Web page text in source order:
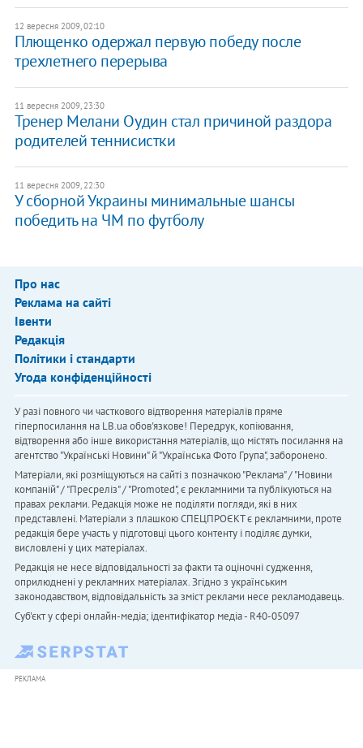
12 вересня 2009, 02:10
Плющенко одержал первую победу после
трехлетнего перерыва
11 вересня 2009, 23:30
Тренер Мелани Оудин стал причиной раздора
родителей теннисистки
11 вересня 2009, 22:30
У сборной Украины минимальные шансы
победить на ЧМ по футболу
Про нас
Реклама на сайті
Івенти
Редакція
Політики і стандарти
Угода конфіденційності
У разі повного чи часткового відтворення матеріалів пряме
гіперпосилання на LB.ua обов'язкове! Передрук, копіювання,
відтворення або інше використання матеріалів, що містять посилання на
агентство "Українськi Новини" й "Українська Фото Група", заборонено.
Матеріали, які розміщуються на сайті з позначкою "Реклама" / "Новини
компаній" / "Пресреліз" / "Promoted", є рекламними та публікуються на
правах реклами. Редакція може не поділяти погляди, які в них
представлені. Матеріали з плашкою СПЕЦПРОЄКТ є рекламними, проте
редакція бере участь у підготовці цього контенту і поділяє думки,
висловлені у цих матеріалах.
Редакція не несе відповідальності за факти та оціночні судження,
оприлюднені у рекламних матеріалах. Згідно з українським
законодавством, відповідальність за зміст реклами несе рекламодавець.
Cуб'єкт у сфері онлайн-медіа; ідентифікатор медіа - R40-05097
РЕКЛАМА